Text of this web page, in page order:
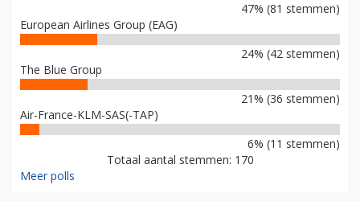
47% (81 stemmen)
European Airlines Group (EAG)
24% (42 stemmen)
The Blue Group
21% (36 stemmen)
Air-France-KLM-SAS(-TAP)
6% (11 stemmen)
Totaal aantal stemmen: 170
Meer polls